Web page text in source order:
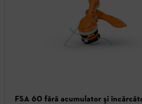
FSA 60 fără acumulator şi